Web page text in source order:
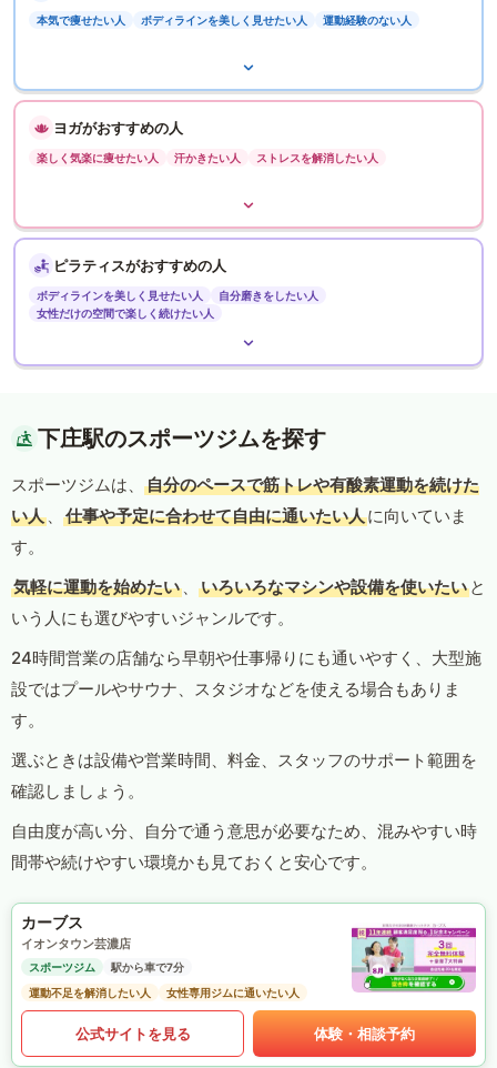
本気で痩せたい人 ボディラインを美しく見せたい人 運動経験のない人
ヨガがおすすめの人
楽しく気楽に痩せたい人 汗かきたい人 ストレスを解消したい人
ピラティスがおすすめの人
ボディラインを美しく見せたい人
自分磨きをしたい人
女性だけの空間で楽しく続けたい人
下庄駅のスポーツジムを探す
スポーツジムは、
自分のペースで筋トレや有酸素運動を続けた
い人 、 仕事や予定に合わせて自由に通いたい人に向いていま
す。
気軽に運動を始めたい 、 いろいろなマシンや設備を使いたい と
いう人にも選びやすいジャンルです。
24時間営業の店舗なら早朝や仕事帰りにも通いやすく、大型施
設ではプールやサウナ、スタジオなどを使える場合もありま
す。
選ぶときは設備や営業時間、料金、スタッフのサポート範囲を
確認しましょう。
自由度が高い分、自分で通う意思が必要なため、混みやすい時
間帯や続けやすい環境かも見ておくと安心です。
カーブス
イオンタウン芸濃店
スポーツジム
駅から車で7分
運動不足を解消したい人
女性専用ジムに通いたい人
公式サイトを見る 体験・相談予約